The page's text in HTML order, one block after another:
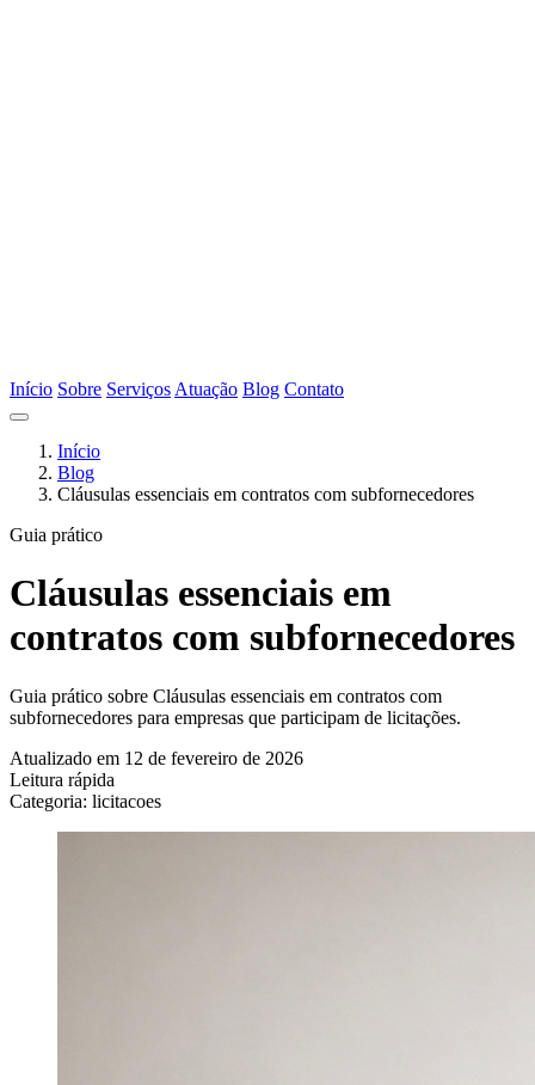
Início Sobre Serviços Atuação Blog Contato
Início
Blog
Cláusulas essenciais em contratos com subfornecedores
Guia prático
Cláusulas essenciais em
contratos com subfornecedores
Guia prático sobre Cláusulas essenciais em contratos com
subfornecedores para empresas que participam de licitações.
Atualizado em 12 de fevereiro de 2026
Leitura rápida
Categoria: licitacoes